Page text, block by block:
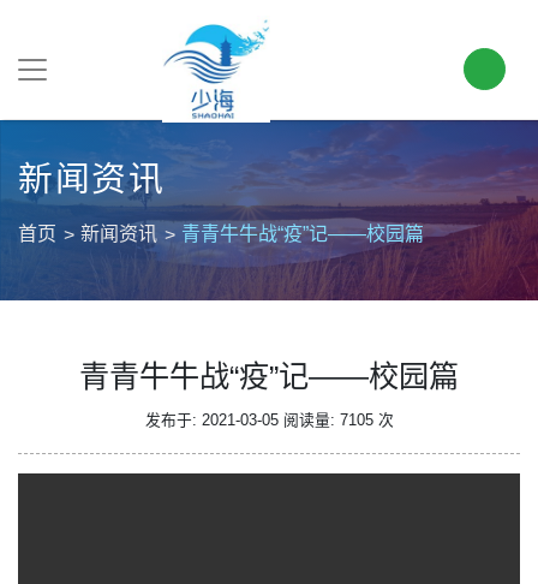
新闻资讯
首页 新闻资讯 青青牛牛战“疫”记——校园篇
青青牛牛战“疫”记——校园篇
发布于: 2021-03-05 阅读量: 7105 次